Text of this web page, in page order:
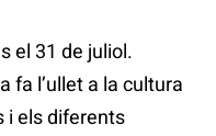
el 31 de juliol.
fa l’ullet a la cultura
i els diferents